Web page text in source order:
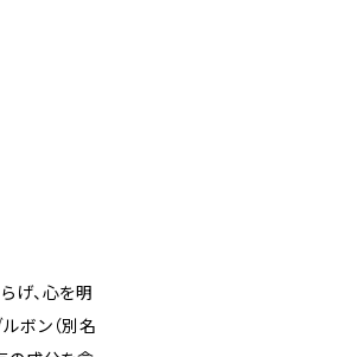
げ、心を明
ボン（別名